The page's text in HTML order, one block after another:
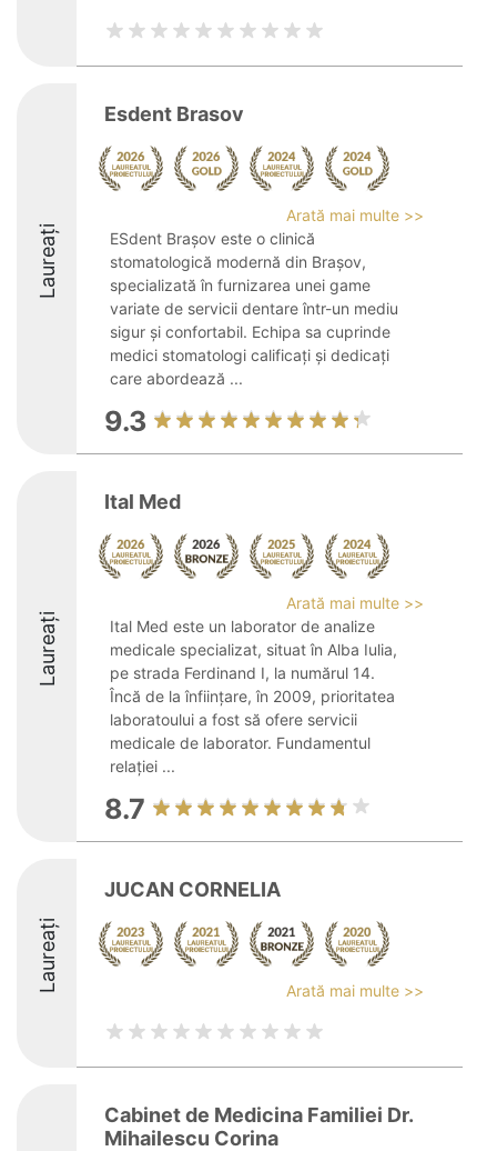
Laureați
Esdent Brasov
Arată mai multe >>
ESdent Brașov este o clinică
stomatologică modernă din Brașov,
specializată în furnizarea unei game
variate de servicii dentare într-un mediu
sigur și confortabil. Echipa sa cuprinde
medici stomatologi calificați și dedicați
care abordează ...
9.3
Laureați
Ital Med
Arată mai multe >>
Ital Med este un laborator de analize
medicale specializat, situat în Alba Iulia,
pe strada Ferdinand I, la numărul 14.
Încă de la înființare, în 2009, prioritatea
laboratoului a fost să ofere servicii
medicale de laborator. Fundamentul
relației ...
8.7
Laureați
JUCAN CORNELIA
Arată mai multe >>
Cabinet de Medicina Familiei Dr.
Mihailescu Corina